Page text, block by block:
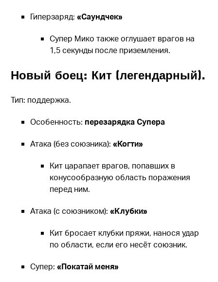
Гиперзаряд: «Саундчек»
Супер Мико также оглушает врагов на
1,5 секунды после приземления.
Новый боец: Кит (легендарный).
Тип: поддержка.
Особенность: перезарядка Супера
Атака (без союзника):«Когти»
Кит царапает врагов, попавших в
конусообразную область поражения
перед ним.
Атака (с союзником): «Клубки»
Кит бросает клубки пряжи, нанося удар
по области, если его несёт союзник.
Супер:«Покатай меня»